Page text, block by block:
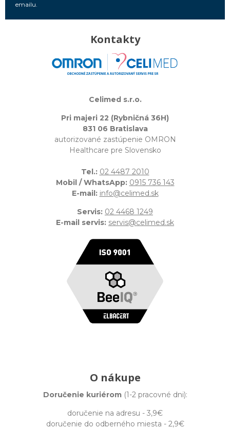
emailu.
Kontakty
Celimed s.r.o.
Pri majeri 22 (Rybničná 36H)
831 06 Bratislava
autorizované zastúpenie OMRON
Healthcare pre Slovensko
Tel.: 02 4487 2010
Mobil / WhatsApp: 0915 736 143
E-mail: info@celimed.sk
Servis: 02 4468 1249
E-mail servis: servis@celimed.sk
O nákupe
Doručenie kuriérom(1-2 pracovné dni):
doručenie na adresu - 3,9€
doručenie do odberného miesta - 2,9€